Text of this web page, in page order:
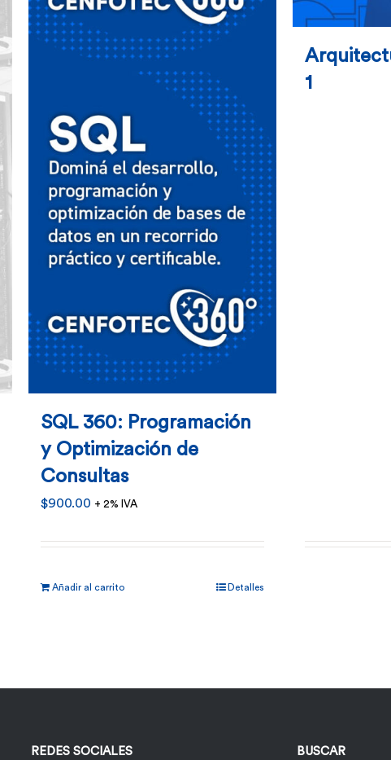
SQL 360: Programación
y Optimización de
Consultas
$900.00 + 2% IVA
Añadir al carrito Detalles
1
REDES SOCIALES BUSCAR